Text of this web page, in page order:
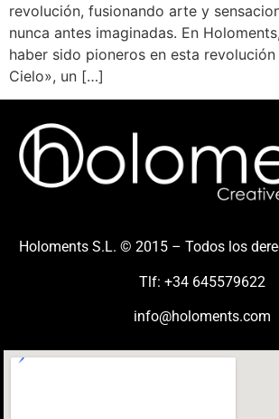
revolución, fusionando arte y
nunca antes imaginadas. En
haber sido pioneros en esta
Cielo», un […]
Holoments S.L. © 2015 – Todos los
Tlf: +34 645579622
info@holoments.com